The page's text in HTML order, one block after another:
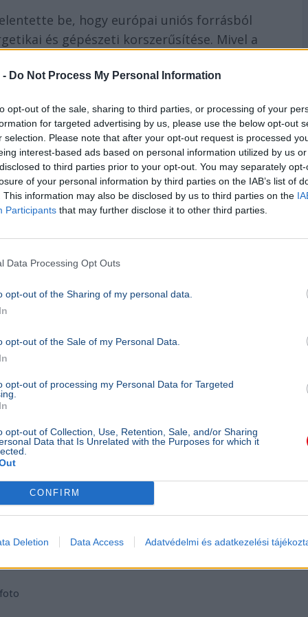
- Do Not Process My Personal Information
opt-out of the sale, sharing to third parties, or processing of your
for targeted advertising by us, please use the below opt-out
selection. Please note that after your opt-out request is processed
interest-based ads based on personal information utilized by us
to third parties prior to your opt-out. You may separately
of your personal information by third parties on the IAB’s list of
This information may also be disclosed by us to third parties on the
Participants that may further disclose it to other third parties.
Data Processing Opt Outs
opt-out of the Sharing of my personal data.
opt-out of the Sale of my Personal Data.
opt-out of processing my Personal Data for Targeted
opt-out of Collection, Use, Retention, Sale, and/or Sharing
Data that Is Unrelated with the Purposes for which it
CONFIRM
Deletion Data Access Adatvédelmi és adatkezelési
be, hogy európai uniós forrásból
és gépészeti korszerűsítése. Mivel a
nagy belmagasság, speciális felszerelések,
kialakítását ezzel párhuzamosan
saját forrásból,
Minisztérium 250 millió, az egyetemet
pedig 600 millió forinttal járult
ajánlattal
zajlott, és a teljesítési határidő közeledett,
által látott dokumentumok szerint az
három különböző ajánlatot kellett
vonta be az új emelet felhúzását.
jogilag nem állta volna meg a helyét.”
-t bízták meg a beruházással, amely
munkák” címszó alatt kötött vállalkozási
ennek terhére számolták el, összesen
ellen folyik, ami nyitva hagyja a kérdést, ki
eljárásért és a piaci árat meghaladó